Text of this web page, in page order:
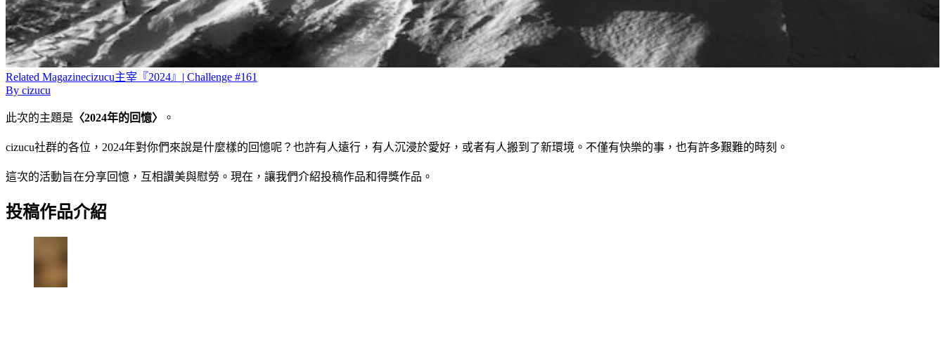
Related Magazinecizucu主宰『2024』| Challenge #161
By cizucu
此次的主題是 〈2024年的回憶〉 。
cizucu社群的各位，2024年對你們來說是什麼樣的回憶呢？也許有人遠行，有人沉浸於愛好，或者有人搬到了新環境。不僅有快樂的事，也有許多艱難的時刻。
這次的活動旨在分享回憶，互相讚美與慰勞。現在，讓我們介紹投稿作品和得獎作品。
投稿作品介紹